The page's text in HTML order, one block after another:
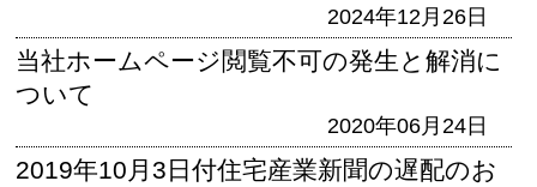
2024年12月26日
当社ホームページ閲覧不可の発生と解消に
ついて
2020年06月24日
2019年10月3日付住宅産業新聞の遅配のお